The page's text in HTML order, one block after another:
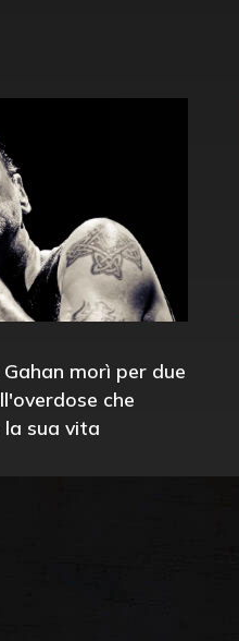
morì per due
che
la sua vita